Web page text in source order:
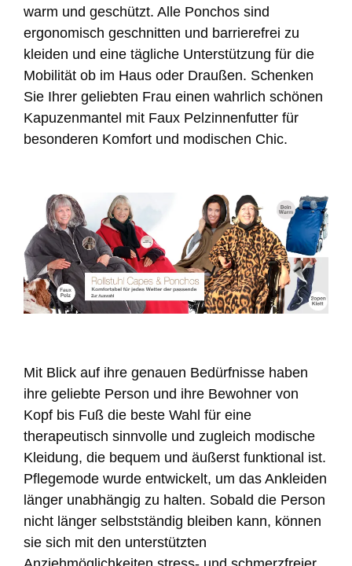
warm und geschützt. Alle Ponchos sind
ergonomisch geschnitten und barrierefrei zu
kleiden und eine tägliche Unterstützung für die
Mobilität ob im Haus oder Draußen. Schenken
Sie Ihrer geliebten Frau einen wahrlich schönen
Kapuzenmantel mit Faux Pelzinnenfutter für
besonderen Komfort und modischen Chic.
Mit Blick auf ihre genauen Bedürfnisse haben
ihre geliebte Person und ihre Bewohner von
Kopf bis Fuß die beste Wahl für eine
therapeutisch sinnvolle und zugleich modische
Kleidung, die bequem und äußerst funktional ist.
Pflegemode wurde entwickelt, um das Ankleiden
länger unabhängig zu halten. Sobald die Person
nicht länger selbstständig bleiben kann, können
sie sich mit den unterstützten